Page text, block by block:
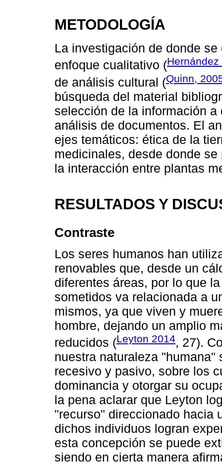
METODOLOGÍA
La investigación de donde
enfoque cualitativo (Hernández
de análisis cultural (Quinn,
búsqueda del material
selección de la información
análisis de documentos. El
ejes temáticos: ética de la
medicinales, desde donde
la interacción entre plantas
RESULTADOS Y
Contraste
Los seres humanos han
renovables que, desde un
diferentes áreas, por lo que
sometidos va relacionada a
mismos, ya que viven y
hombre, dejando un amplio
reducidos (Leyton 2014, 27).
nuestra naturaleza
recesivo y pasivo, sobre los
dominancia y otorgar su
la pena aclarar que Leyton
"recurso" direccionado hacia
dichos individuos logran
esta concepción se puede
siendo en cierta manera